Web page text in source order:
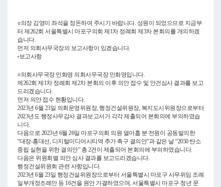
○의장 김영미 좌석을 정돈하여 주시기 바랍니다. 성원이 되었으므로 지금부
터 제262회 서울특별시 마포구의회 제1차 정례회 제3차 본회의를 개의하겠
습니다.
먼저 의회사무국장의 보고사항이 있겠습니다.
◦보고사항
○의회사무국장 민화영 의회사무국장 민화영입니다.
제262회 제1차 정례회 제2차 본회의 이후 의안 접수 및 안건심사 결과를 보고
드리겠습니다.
먼저 의안 접수 현황입니다.
2023년 6월 23일 의회운영위원장, 행정건설위원장, 복지도시위원장으로부터
2023년도 행정사무감사 결과보고서가 각각 제출되어 본회의에 부의하였습
니다.
다음으로 2023년 6월 26일 마포구의회 의원 열아홉 분 전원이 공동발의한
“대장-홍대선, 디지털미디어시티역 추가 촉구 결의안”과 같은 날 “2050 탄소
중립 실현을 위한 결의안” 총 2건이 제출되어 본회의에 부의하였습니다.
다음은 위원회별 의안 심사 결과를 보고드리겠습니다.
행정건설위원회 관련 사항입니다.
2023년 6월 23일 행정건설위원장으로부터 서울특별시 마포구 사무위임 조례
일부개정조례안 등 16건을 원안 가결하였으며, 서울특별시 마포구 청년 문